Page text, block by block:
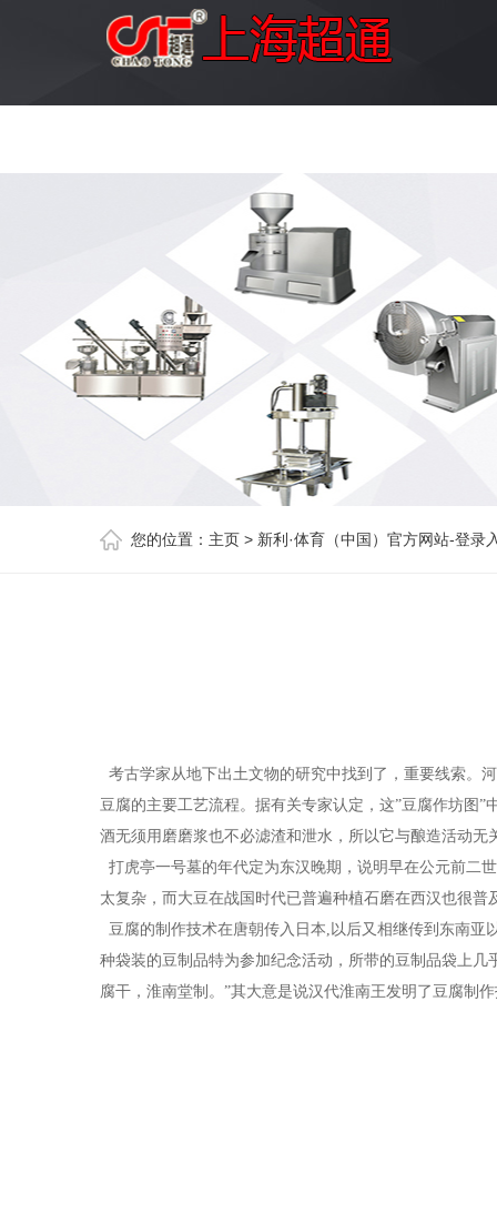
您的位置： 主页 > 新利·体育（中国）官方网站-登录
考古学家从地下出土文物的研究中找到了，重要线索。
豆腐的主要工艺流程。据有关专家认定，这”豆腐作坊图
酒无须用磨磨浆也不必滤渣和泄水，所以它与酿造活动无
打虎亭一号墓的年代定为东汉晚期，说明早在公元前二
太复杂，而大豆在战国时代已普遍种植石磨在西汉也很
豆腐的制作技术在唐朝传入日本,以后又相继传到东南亚
种袋装的豆制品特为参加纪念活动，所带的豆制品袋上几
腐干，淮南堂制。”其大意是说汉代淮南王发明了豆腐制